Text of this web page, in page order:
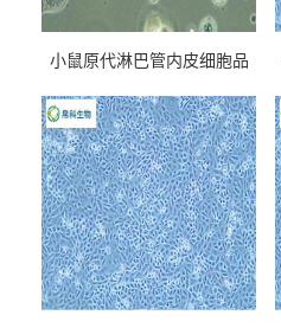
小鼠原代淋巴管内皮细胞品